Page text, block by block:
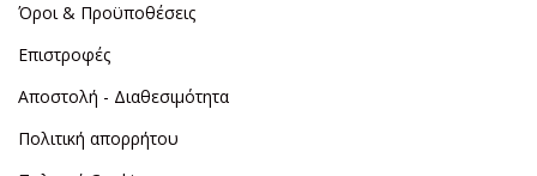
Όροι & Προϋποθέσεις
Επιστροφές
Αποστολή - Διαθεσιμότητα
Πολιτική απορρήτου